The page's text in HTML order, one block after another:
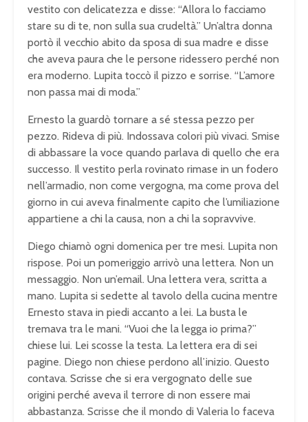
vestito con delicatezza e disse: “Allora lo facciamo
stare su di te, non sulla sua crudeltà.” Un’altra donna
portò il vecchio abito da sposa di sua madre e disse
che aveva paura che le persone ridessero perché non
era moderno. Lupita toccò il pizzo e sorrise. “L’amore
non passa mai di moda.”
Ernesto la guardò tornare a sé stessa pezzo per
pezzo. Rideva di più. Indossava colori più vivaci. Smise
di abbassare la voce quando parlava di quello che era
successo. Il vestito perla rovinato rimase in un fodero
nell’armadio, non come vergogna, ma come prova del
giorno in cui aveva finalmente capito che l’umiliazione
appartiene a chi la causa, non a chi la sopravvive.
Diego chiamò ogni domenica per tre mesi. Lupita non
rispose. Poi un pomeriggio arrivò una lettera. Non un
messaggio. Non un’email. Una lettera vera, scritta a
mano. Lupita si sedette al tavolo della cucina mentre
Ernesto stava in piedi accanto a lei. La busta le
tremava tra le mani. “Vuoi che la legga io prima?”
chiese lui. Lei scosse la testa. La lettera era di sei
pagine. Diego non chiese perdono all’inizio. Questo
contava. Scrisse che si era vergognato delle sue
origini perché aveva il terrore di non essere mai
abbastanza. Scrisse che il mondo di Valeria lo faceva